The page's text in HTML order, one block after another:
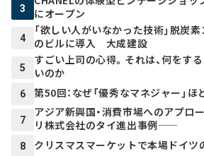
3
にオープン
4
「欲しい人がいなかった技術」脱炭
のビルに導入 大成建設
5
すごい上司の心得。それは、何をす
いのか
6 第50回：なぜ「優秀なマネジャー」
7
アジア新興国・消費市場へのアプロ
リ株式会社のタイ進出事例――
8 クリスマスマーケットで本場ドイツ